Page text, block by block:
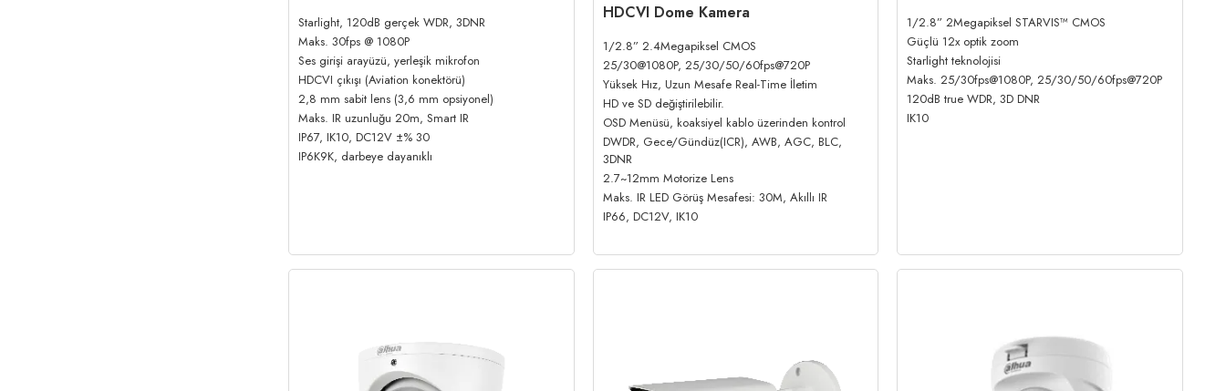
Starlight, 120dB gerçek WDR, 3DNR
Maks. 30fps @ 1080P
Ses girişi arayüzü, yerleşik mikrofon
HDCVI çıkışı (Aviation konektörü)
2,8 mm sabit lens (3,6 mm opsiyonel)
Maks. IR uzunluğu 20m, Smart IR
IP67, IK10, DC12V ±% 30
IP6K9K, darbeye dayanıklı
HDCVI Dome Kamera
1/2.8” 2.4Megapiksel CMOS
25/30@1080P, 25/30/50/60fps@720P
Yüksek Hız, Uzun Mesafe Real-Time İletim
HD ve SD değiştirilebilir.
OSD Menüsü, koaksiyel kablo üzerinden kontrol
DWDR, Gece/Gündüz(ICR), AWB, AGC, BLC,
3DNR
2.7~12mm Motorize Lens
Maks. IR LED Görüş Mesafesi: 30M, Akıllı IR
IP66, DC12V, IK10
1/2.8” 2Megapiksel STARVIS™ CMOS
Güçlü 12x optik zoom
Starlight teknolojisi
Maks. 25/30fps@1080P, 25/30/50/60fps@720P
120dB true WDR, 3D DNR
IK10